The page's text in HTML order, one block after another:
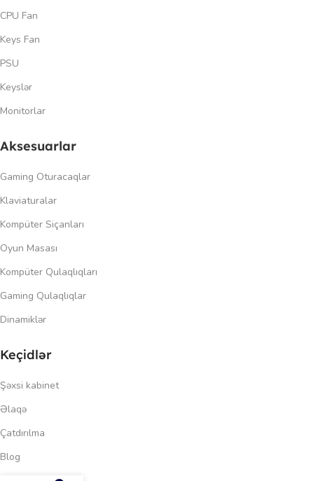
CPU Fan
Keys Fan
PSU
Keyslər
Monitorlar
Aksesuarlar
Gaming Oturacaqlar
Klaviaturalar
Kompüter Siçanları
Oyun Masası
Kompüter Qulaqlıqları
Gaming Qulaqlıqlar
Dinamiklər
Keçidlər
Şəxsi kabinet
Əlaqə
Çatdırılma
Blog